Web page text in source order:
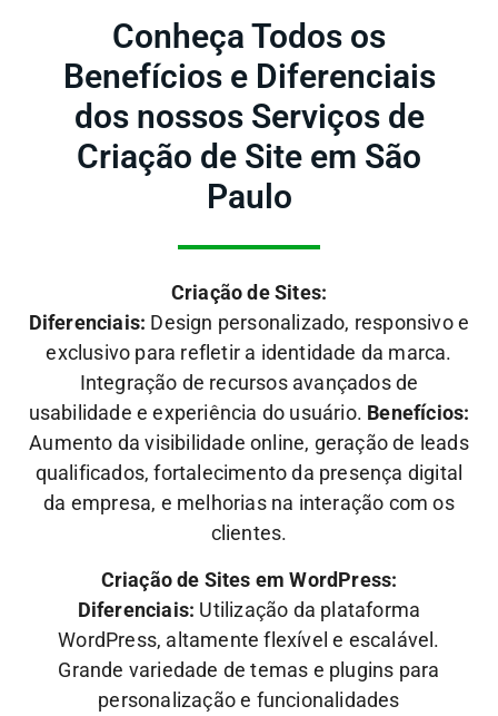
Conheça Todos os
Benefícios e Diferenciais
dos nossos Serviços de
Criação de Site em São
Paulo
Criação de Sites:
Diferenciais: Design personalizado, responsivo e
exclusivo para refletir a identidade da marca.
Integração de recursos avançados de
usabilidade e experiência do usuário. Benefícios:
Aumento da visibilidade online, geração de leads
qualificados, fortalecimento da presença digital
da empresa, e melhorias na interação com os
clientes.
Criação de Sites em WordPress:
Diferenciais: Utilização da plataforma
WordPress, altamente flexível e escalável.
Grande variedade de temas e plugins para
personalização e funcionalidades